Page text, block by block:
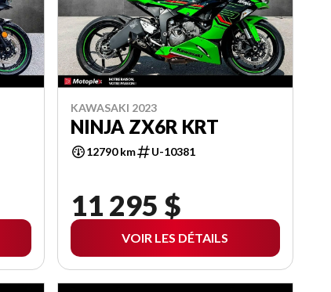
KAWASAKI 2023
NINJA ZX6R KRT
12790 km U-10381
11 295 $
VOIR LES DÉTAILS